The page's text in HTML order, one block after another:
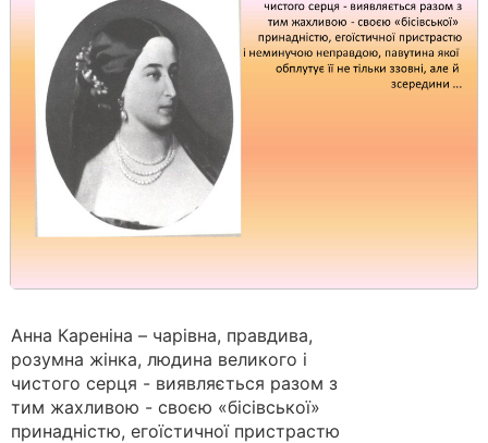
Анна Кареніна – чарівна, правдива,
розумна жінка, людина великого і
чистого серця - виявляється разом з
тим жахливою - своєю «бісівської»
принадністю, егоїстичної пристрастю